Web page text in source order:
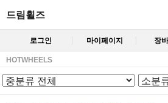
드림휠즈
로그인 마이페이지 장
HOTWHEELS